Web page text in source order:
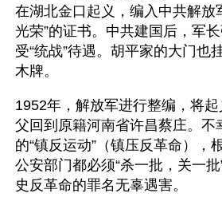
在湖北金口起义，编入中共解放
光荣”的证书。中共建国后，军
受“统战”待遇。胡平家的大门也
木牌。
1952年，解放军进行整编，将
父回到原籍河南省许昌蔡庄。不
的“镇反运动”（镇压反革命），
公安部门都必须“杀一批，关一
史反革命的罪名无辜遇害。